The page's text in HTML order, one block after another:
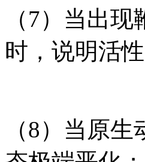
（7）当出
时，说明活
（8）当原